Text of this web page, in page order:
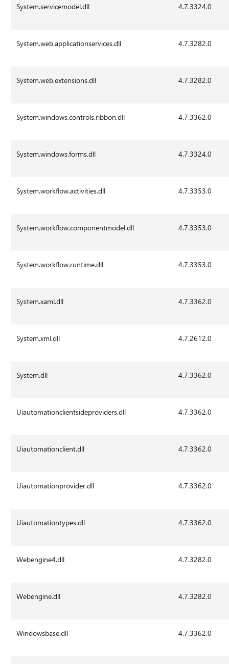
System.servicemodel.dll 4.7.3324.0
System.web.applicationservices.dll 4.7.3282.0
System.web.extensions.dll 4.7.3282.0
System.windows.controls.ribbon.dll 4.7.3362.0
System.windows.forms.dll 4.7.3324.0
System.workflow.activities.dll 4.7.3353.0
System.workflow.componentmodel.dll 4.7.3353.0
System.workflow.runtime.dll 4.7.3353.0
System.xaml.dll 4.7.3362.0
System.xml.dll 4.7.2612.0
System.dll 4.7.3362.0
Uiautomationclientsideproviders.dll 4.7.3362.0
Uiautomationclient.dll 4.7.3362.0
Uiautomationprovider.dll 4.7.3362.0
Uiautomationtypes.dll 4.7.3362.0
Webengine4.dll 4.7.3282.0
Webengine.dll 4.7.3282.0
Windowsbase.dll 4.7.3362.0